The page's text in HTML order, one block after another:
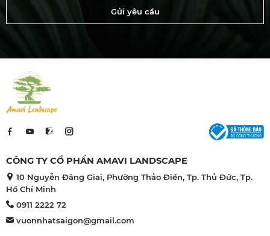
Gửi yêu cầu
CÔNG TY CỔ PHẦN AMAVI LANDSCAPE
10 Nguyễn Đăng Giai, Phường Thảo Điền, Tp. Thủ Đức, Tp.
Hồ Chí Minh
0911 2222 72
vuonnhatsaigon@gmail.com